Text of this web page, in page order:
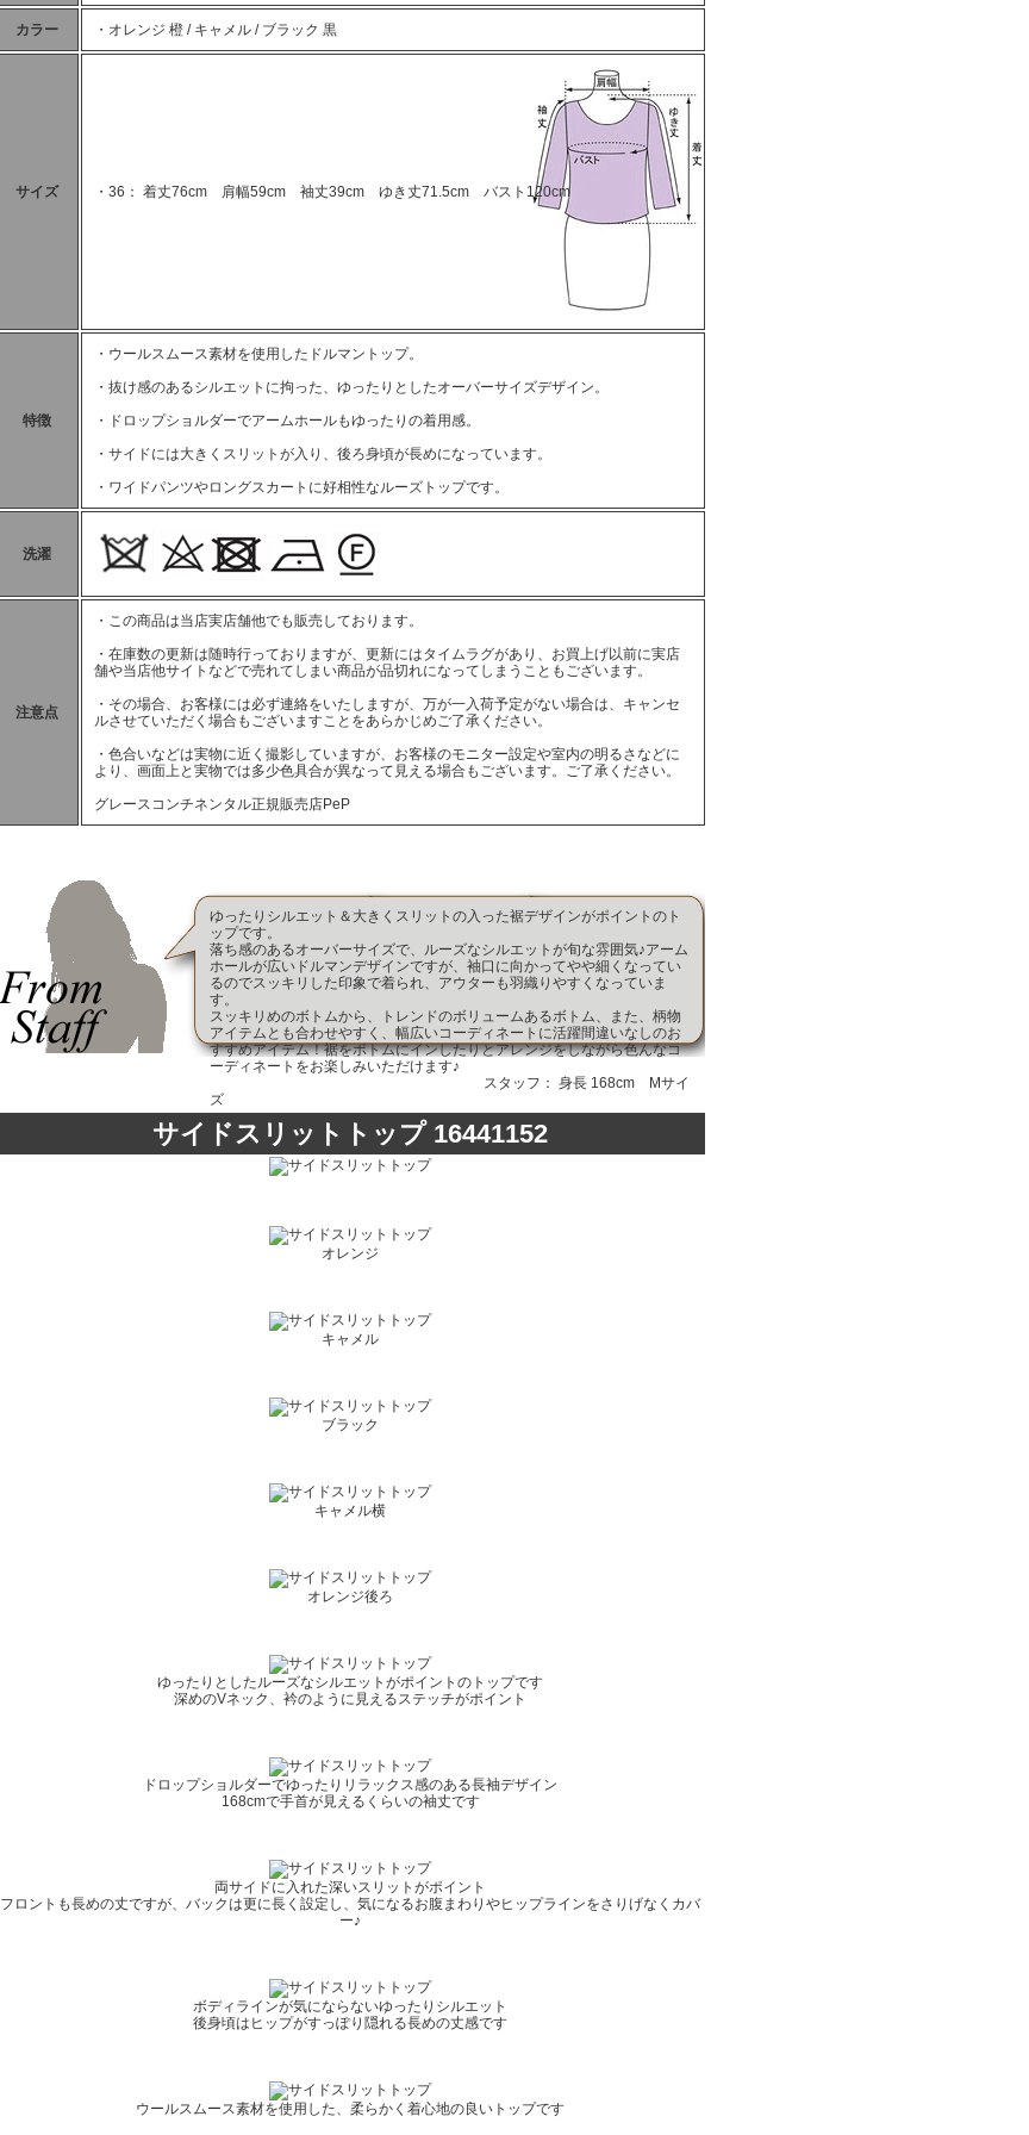
カラー ・オレンジ 橙 / キャメル / ブラック 黒
サイズ ・36： 着丈76cm 肩幅59cm 袖丈39cm ゆき丈71.5cm バスト120cm
特徴
・ウールスムース素材を使用したドルマントップ。
・抜け感のあるシルエットに拘った、ゆったりとしたオーバーサイズデザイン。
・ドロップショルダーでアームホールもゆったりの着用感。
・サイドには大きくスリットが入り、後ろ身頃が長めになっています。
・ワイドパンツやロングスカートに好相性なルーズトップです。
洗濯
注意点
・この商品は当店実店舗他でも販売しております。
・在庫数の更新は随時行っておりますが、更新にはタイムラグがあり、お買上げ以前に実店
舗や当店他サイトなどで売れてしまい商品が品切れになってしまうこともございます。
・その場合、お客様には必ず連絡をいたしますが、万が一入荷予定がない場合は、キャンセ
ルさせていただく場合もございますことをあらかじめご了承ください。
・色合いなどは実物に近く撮影していますが、お客様のモニター設定や室内の明るさなどに
より、画面上と実物では多少色具合が異なって見える場合もございます。ご了承ください。
グレースコンチネンタル正規販売店PeP
ゆったりシルエット＆大きくスリットの入った裾デザインがポイントのト
ップです。
落ち感のあるオーバーサイズで、ルーズなシルエットが旬な雰囲気♪アーム
ホールが広いドルマンデザインですが、袖口に向かってやや細くなってい
るのでスッキリした印象で着られ、アウターも羽織りやすくなっていま
す。
スッキリめのボトムから、トレンドのボリュームあるボトム、また、柄物
アイテムとも合わせやすく、幅広いコーディネートに活躍間違いなしのお
すすめアイテム！裾をボトムにインしたりとアレンジをしながら色んなコ
ーディネートをお楽しみいただけます♪
スタッフ： 身長 168cm Mサイ
ズ
サイドスリットトップ 16441152
オレンジ
キャメル
ブラック
キャメル横
オレンジ後ろ
ゆったりとしたルーズなシルエットがポイントのトップです
深めのVネック、衿のように見えるステッチがポイント
ドロップショルダーでゆったりリラックス感のある長袖デザイン
168cmで手首が見えるくらいの袖丈です
両サイドに入れた深いスリットがポイント
フロントも長めの丈ですが、バックは更に長く設定し、気になるお腹まわりやヒップラインをさりげなくカバ
ー♪
ボディラインが気にならないゆったりシルエット
後身頃はヒップがすっぽり隠れる長めの丈感です
ウールスムース素材を使用した、柔らかく着心地の良いトップです